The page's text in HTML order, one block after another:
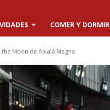
COMER Y DORMIR
Moon de Alcalá Magna